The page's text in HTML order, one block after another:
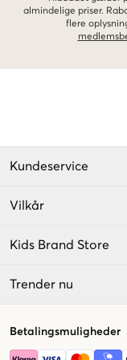
almindelige priser.
flere
Kundeservice
Vilkår
Kids Brand Store
Trender nu
Betalingsmuligheder